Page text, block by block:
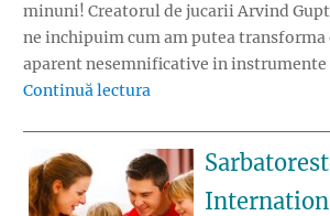
minuni! Creatorul de jucarii Arvind
ne inchipuim cum am putea
aparent nesemnificative in
Continuă lectura